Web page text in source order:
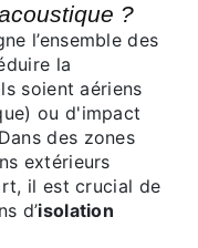
?
l’ensemble des
la
soient aériens
ou d'impact
des zones
extérieurs
il est crucial de
d’isolation